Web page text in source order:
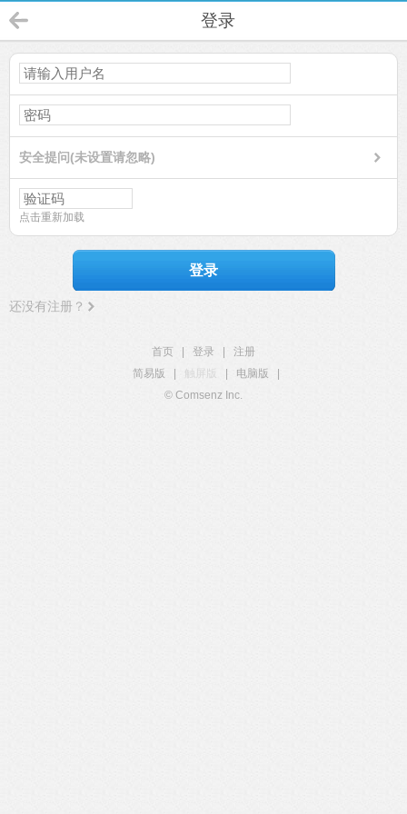
登录
安全提问(未设置请忽略)
点击重新加载
登录
还没有注册？
首页 登录
注册
简易版
触屏版 电脑版
© Comsenz Inc.